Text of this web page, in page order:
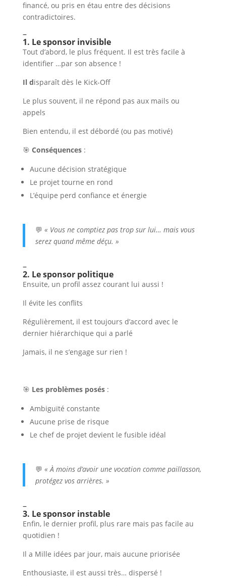
financé, ou pris en étau entre des décisions
contradictoires.
–
1. Le sponsor invisible
Tout d’abord, le plus fréquent. Il est très facile à
identifier …par son absence !
Il disparaît dès le Kick-Off
Le plus souvent, il ne répond pas aux mails ou
appels
Bien entendu, il est débordé (ou pas motivé)
🎯 Conséquences:
Aucune décision stratégique
Le projet tourne en rond
L’équipe perd confiance et énergie
💬 « Vous ne comptiez pas trop sur lui… mais vous
serez quand même déçu. »
–
2. Le sponsor politique
Ensuite, un profil assez courant lui aussi !
Il évite les conflits
Régulièrement, il est toujours d’accord avec le
dernier hiérarchique qui a parlé
Jamais, il ne s’engage sur rien !
🎯 Les problèmes posés :
Ambiguïté constante
Aucune prise de risque
Le chef de projet devient le fusible idéal
💬 « À moins d’avoir une vocation comme paillasson,
protégez vos arrières. »
–
3. Le sponsor instable
Enfin, le dernier profil, plus rare mais pas facile au
quotidien !
Il a Mille idées par jour, mais aucune priorisée
Enthousiaste, il est aussi très… dispersé !